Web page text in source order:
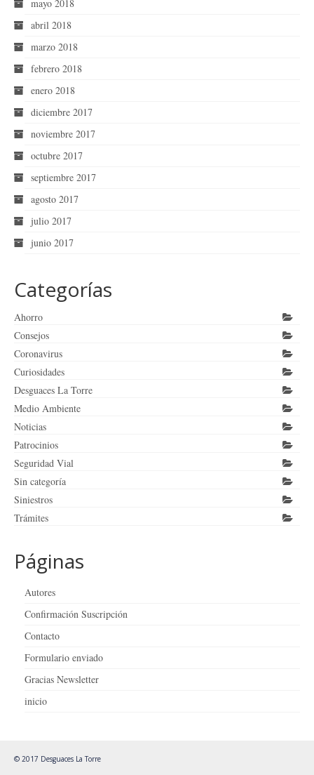
mayo 2018
abril 2018
marzo 2018
febrero 2018
enero 2018
diciembre 2017
noviembre 2017
octubre 2017
septiembre 2017
agosto 2017
julio 2017
junio 2017
Categorías
Ahorro
Consejos
Coronavirus
Curiosidades
Desguaces La Torre
Medio Ambiente
Noticias
Patrocinios
Seguridad Vial
Sin categoría
Siniestros
Trámites
Páginas
Autores
Confirmación Suscripción
Contacto
Formulario enviado
Gracias Newsletter
inicio
© 2017 Desguaces La Torre